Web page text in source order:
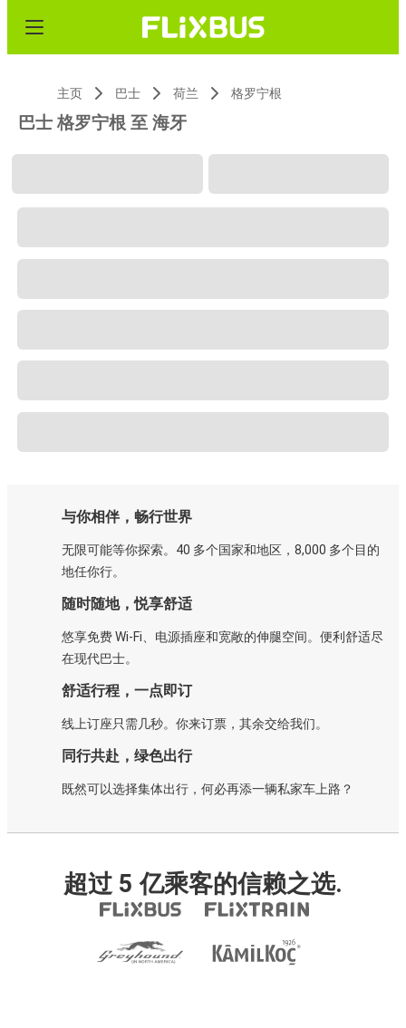
主页 巴士 荷兰 格罗宁根
巴士 格罗宁根 至 海牙
与你相伴，畅行世界
无限可能等你探索。40 多个国家和地区，8,000 多个目的
地任你行。
随时随地，悦享舒适
悠享免费 Wi-Fi、电源插座和宽敞的伸腿空间。便利舒适尽
在现代巴士。
舒适行程，一点即订
线上订座只需几秒。你来订票，其余交给我们。
同行共赴，绿色出行
既然可以选择集体出行，何必再添一辆私家车上路？
超过 5 亿乘客的信赖之选.